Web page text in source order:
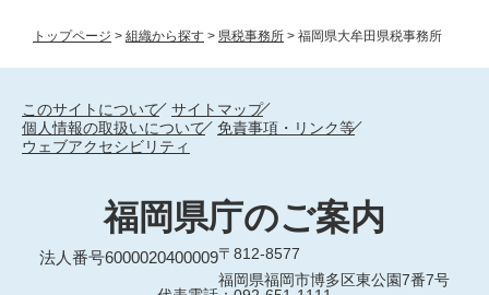
トップページ > 組織から探す > 県税事務所 > 福岡県大牟田県税事務所
このサイトについて
サイトマップ
個人情報の取扱いについて
免責事項・リンク等
ウェブアクセシビリティ
福岡県庁のご案内
法人番号6000020400009〒812-8577
福岡県福岡市博多区東公園7番7号